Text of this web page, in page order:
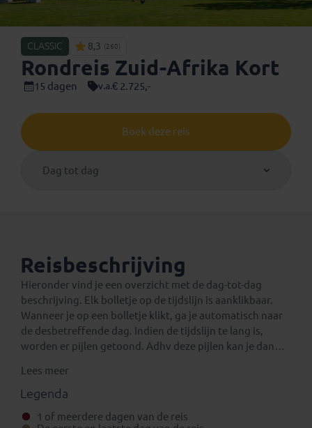
CLASSIC 8,3 (260)
Rondreis Zuid-Afrika Kort
15 dagen v.a.€ 2.725,-
Boek deze reis
Dag tot dag
Reisbeschrijving
Hieronder vind je een overzicht met de dag-tot-dag
beschrijving. Elk bolletje op de tijdslijn is aanklikbaar.
Wanneer je op een bolletje klikt, ga je automatisch naar
de desbetreffende dag. Indien de tijdslijn te lang is,
worden er pijlen getoond. Adhv deze pijlen kan je dan
Een verlenging voor na de reis
Eventuele standaard verlengingen van deze rondreis
kun je vinden onder het aparte tabblad ‘Verlengingen’.
Daarnaast is het mogelijk om bij boeking (in het
Lees meer
Legenda
1 of meerdere dagen van de reis